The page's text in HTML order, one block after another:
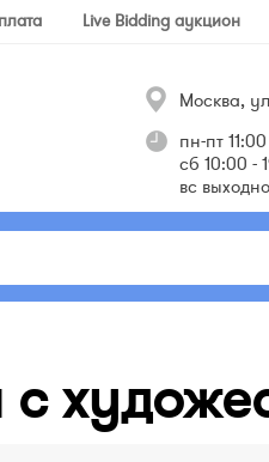
Live Bidding аукцион
Москва,
пн-пт
сб 10:00 -
вс